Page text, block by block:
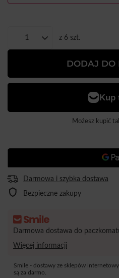
z 6 szt.
DODAJ DO
Możesz kupić
Darmowa i szybka dostawa
Bezpieczne zakupy
Darmowa dostawa do
Więcej informacji
Smile - dostawy ze sklepów
są za darmo.